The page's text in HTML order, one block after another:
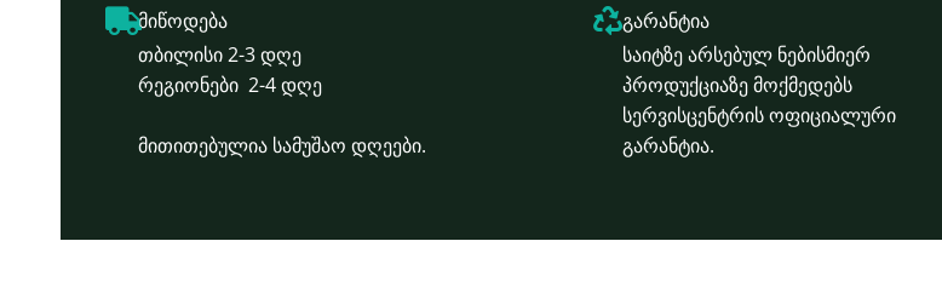
მიწოდება
თბილისი 2-3 დღე
რეგიონები 2-4 დღე
მითითებულია სამუშაო დღეები.
გარანტია
საიტზე არსებულ ნებისმიერ
პროდუქციაზე მოქმედებს
სერვისცენტრის ოფიციალური
გარანტია.